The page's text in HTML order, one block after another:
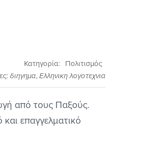
Κατηγορία:
Πολιτισμός
διηγημα, Ελληνικη λογοτεχνια
από τους Παξούς.
επαγγελματικό